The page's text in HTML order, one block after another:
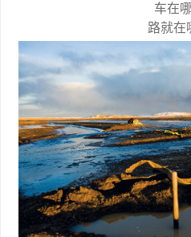
车在
路就在